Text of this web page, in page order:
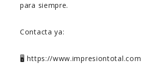
para siempre.
Contacta ya:
🖥️ https://www.impresiontotal.com